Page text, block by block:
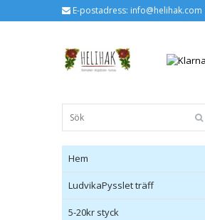
E-postadress: info@helihak.com
Hem
LudvikaPysslet träff
5-20kr styck